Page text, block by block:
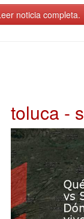
noticia completa.
toluca -